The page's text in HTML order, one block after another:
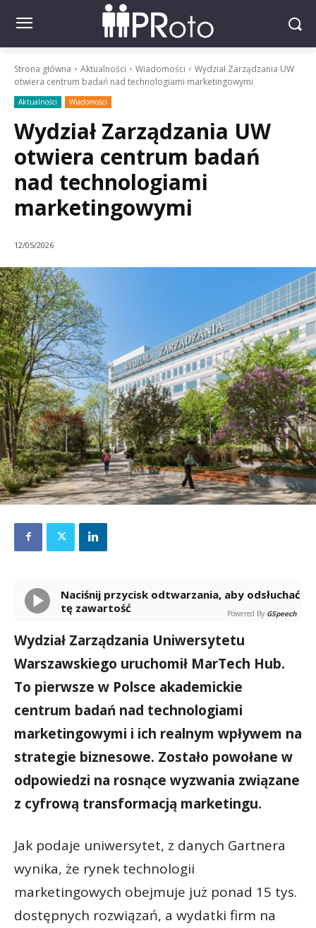
Strona główna Aktualności Wiadomości
Wydział Zarządzania UW
otwiera centrum badań nad technologiami marketingowymi
Aktualności Wiadomości
Wydział Zarządzania UW
otwiera centrum badań
nad technologiami
marketingowymi
12/05/2026
Naciśnij przycisk odtwarzania, aby odsłuchać
tę zawartość
Powered By GSpeech
Wydział Zarządzania Uniwersytetu
Warszawskiego uruchomił MarTech Hub.
To pierwsze w Polsce akademickie
centrum badań nad technologiami
marketingowymi i ich realnym wpływem na
strategie biznesowe. Zostało powołane w
odpowiedzi na rosnące wyzwania związane
z cyfrową transformacją marketingu.
Jak podaje uniwersytet, z danych Gartnera
wynika, że rynek technologii
marketingowych obejmuje już ponad 15 tys.
dostępnych rozwiązań, a wydatki firm na